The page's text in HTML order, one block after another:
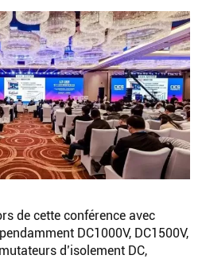
de cette conférence avec
DC1000V, DC1500V,
d’isolement DC,